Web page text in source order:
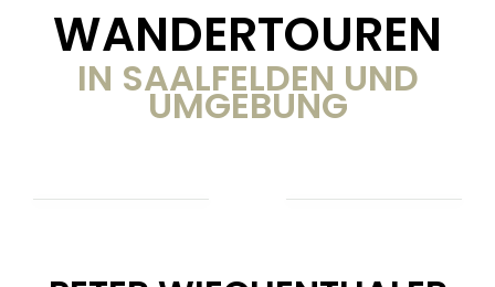
WANDERTOUREN
IN SAALFELDEN UND
UMGEBUNG